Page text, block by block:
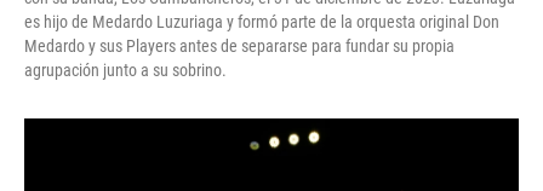
es hijo de Medardo Luzuriaga y formó parte de la orquesta original Don
Medardo y sus Players antes de separarse para fundar su propia
agrupación junto a su sobrino.